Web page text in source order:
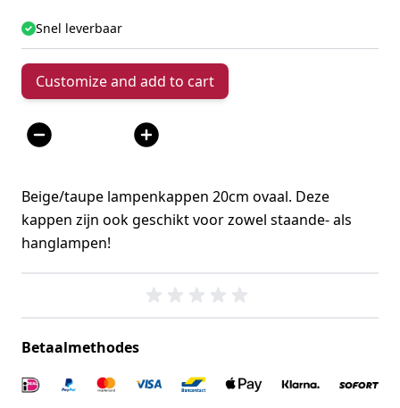
Snel leverbaar
Customize and add to cart
Aantal
Beige/taupe lampenkappen 20cm ovaal. Deze
kappen zijn ook geschikt voor zowel staande- als
hanglampen!
Betaalmethodes